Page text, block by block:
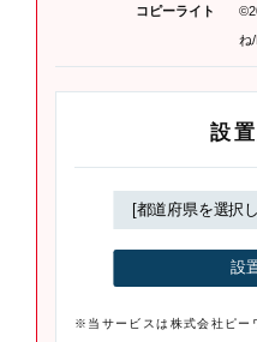
コピーライト
ね
設
※当サービスは株式会社ピー